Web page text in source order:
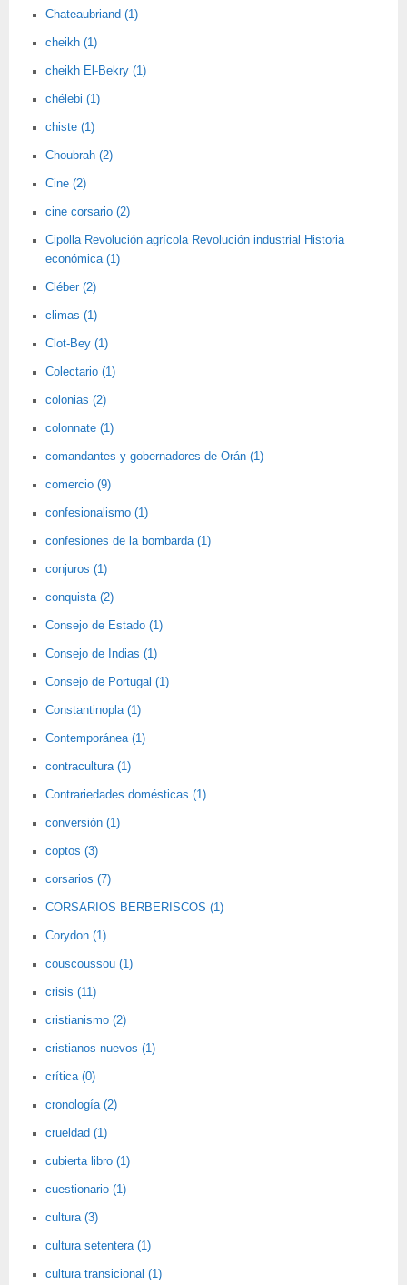
Chateaubriand (1)
cheikh (1)
cheikh El-Bekry (1)
chélebi (1)
chiste (1)
Choubrah (2)
Cine (2)
cine corsario (2)
Cipolla Revolución agrícola Revolución industrial Historia
económica (1)
Cléber (2)
climas (1)
Clot-Bey (1)
Colectario (1)
colonias (2)
colonnate (1)
comandantes y gobernadores de Orán (1)
comercio (9)
confesionalismo (1)
confesiones de la bombarda (1)
conjuros (1)
conquista (2)
Consejo de Estado (1)
Consejo de Indias (1)
Consejo de Portugal (1)
Constantinopla (1)
Contemporánea (1)
contracultura (1)
Contrariedades domésticas (1)
conversión (1)
coptos (3)
corsarios (7)
CORSARIOS BERBERISCOS (1)
Corydon (1)
couscoussou (1)
crisis (11)
cristianismo (2)
cristianos nuevos (1)
crítica (0)
cronología (2)
crueldad (1)
cubierta libro (1)
cuestionario (1)
cultura (3)
cultura setentera (1)
cultura transicional (1)